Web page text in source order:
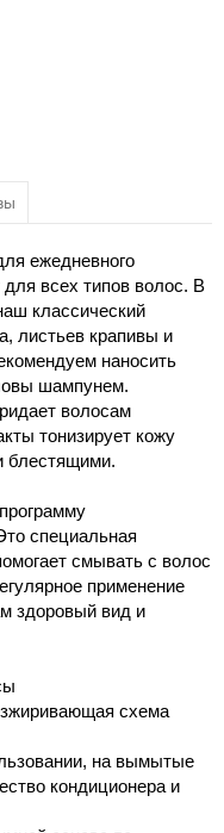
ежедневного
всех типов волос. В
классический
листьев крапивы и
наносить
шампунем.
волосам
тонизирует кожу
блестящими.
специальная
смывать с волос
применение
здоровый вид и
схема
на вымытые
кондиционера и